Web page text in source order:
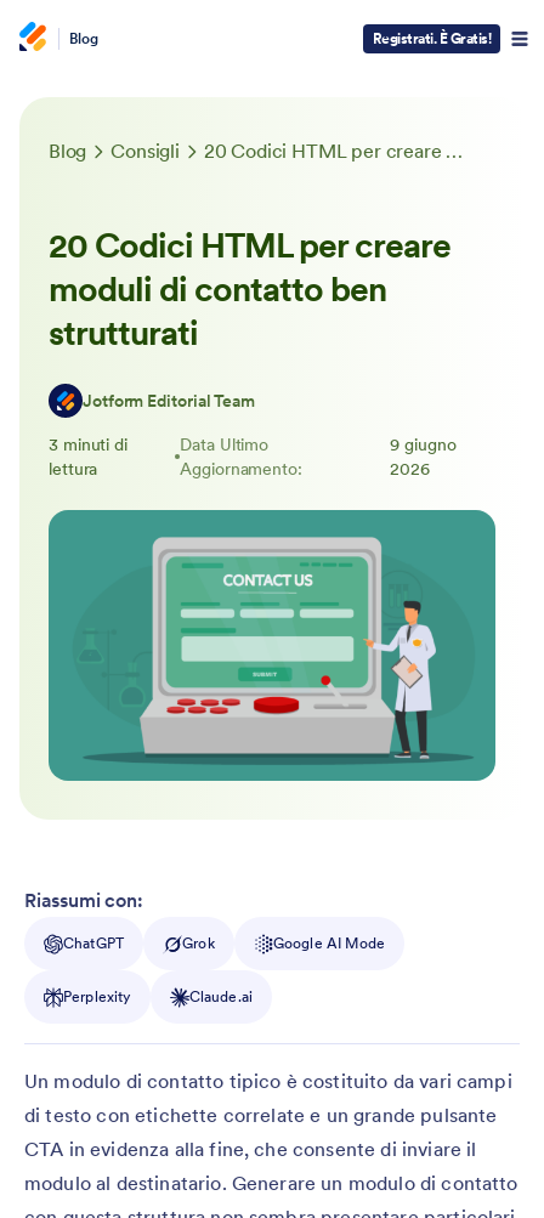
Blog Registrati. È Gratis!
Blog Consigli 20 Codici HTML per creare moduli di contatto ben strutturati
20 Codici HTML per creare
moduli di contatto ben
strutturati
Jotform Editorial Team
3 minuti di
lettura
Data Ultimo
Aggiornamento:
9 giugno
2026
Riassumi con:
ChatGPT Grok Google AI Mode
Perplexity Claude.ai
Un modulo di contatto tipico è costituito da vari campi
di testo con etichette correlate e un grande pulsante
CTA in evidenza alla fine, che consente di inviare il
modulo al destinatario. Generare un modulo di contatto